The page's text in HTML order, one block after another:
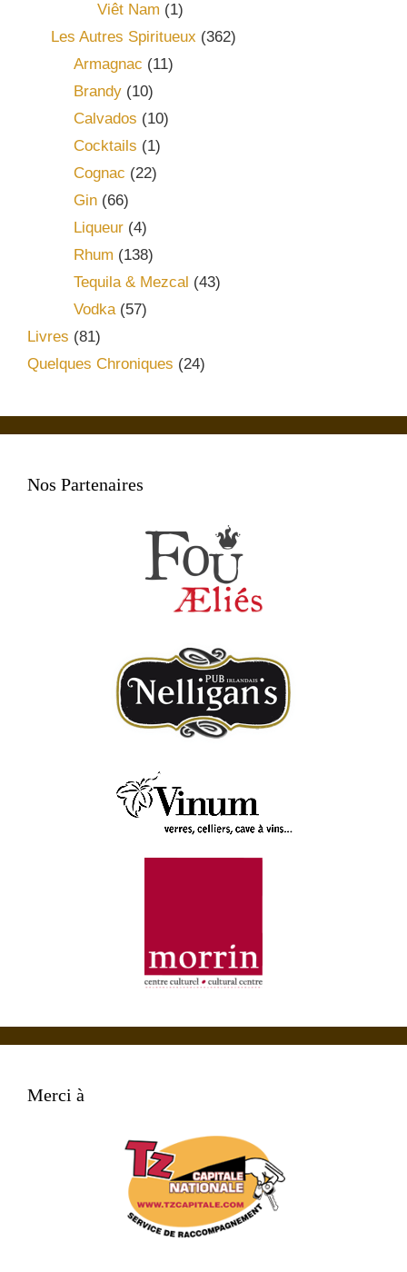
Viêt Nam (1)
Les Autres Spiritueux (362)
Armagnac (11)
Brandy (10)
Calvados (10)
Cocktails (1)
Cognac (22)
Gin (66)
Liqueur (4)
Rhum (138)
Tequila & Mezcal (43)
Vodka(57)
Livres (81)
Quelques Chroniques (24)
Nos Partenaires
Merci à